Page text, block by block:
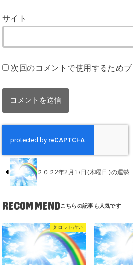
サイト
次回のコメントで使用するため
２０２2年2月17日(木曜日 )の運勢
RECOMMEND
タロット占い